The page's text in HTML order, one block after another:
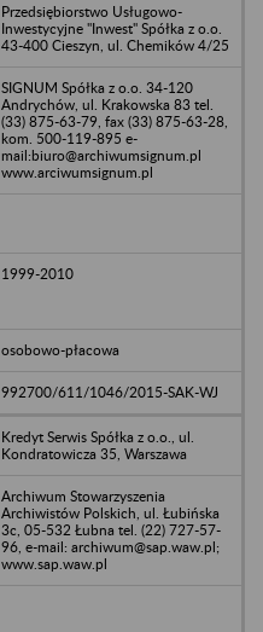
Przedsiębiorstwo Usługowo-
Inwestycyjne "Inwest" Spółka z o.o.
43-400 Cieszyn, ul. Chemików 4/25
SIGNUM Spółka z o.o. 34-120
Andrychów, ul. Krakowska 83 tel.
(33) 875-63-79, fax (33) 875-63-28,
kom. 500-119-895 e-
mail:biuro@archiwumsignum.pl
www.arciwumsignum.pl
1999-2010
osobowo-płacowa
992700/611/1046/2015-SAK-WJ
Kredyt Serwis Spółka z o.o., ul.
Kondratowicza 35, Warszawa
Archiwum Stowarzyszenia
Archiwistów Polskich, ul. Łubińska
3c, 05-532 Łubna tel. (22) 727-57-
96, e-mail: archiwum@sap.waw.pl;
www.sap.waw.pl